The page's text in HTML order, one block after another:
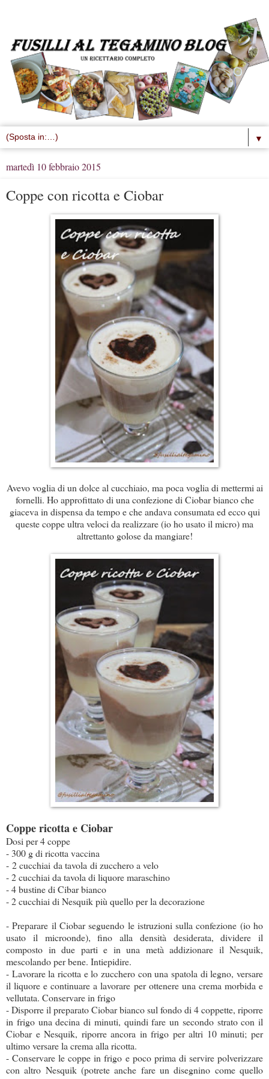
▼
martedì 10 febbraio 2015
Coppe con ricotta e Ciobar
Avevo voglia di un dolce al cucchiaio, ma poca voglia di mettermi ai
fornelli. Ho approfittato di una confezione di Ciobar bianco che
giaceva in dispensa da tempo e che andava consumata ed ecco qui
queste coppe ultra veloci da realizzare (io ho usato il micro) ma
altrettanto golose da mangiare!
Coppe ricotta e Ciobar
Dosi per 4 coppe
- 300 g di ricotta vaccina
- 2 cucchiai da tavola di zucchero a velo
- 2 cucchiai da tavola di liquore maraschino
- 4 bustine di Cibar bianco
- 2 cucchiai di Nesquik più quello per la decorazione
- Preparare il Ciobar seguendo le istruzioni sulla confezione (io ho
usato il microonde), fino alla densità desiderata, dividere il
composto in due parti e in una metà addizionare il Nesquik,
mescolando per bene. Intiepidire.
- Lavorare la ricotta e lo zucchero con una spatola di legno, versare
il liquore e continuare a lavorare per ottenere una crema morbida e
vellutata. Conservare in frigo
- Disporre il preparato Ciobar bianco sul fondo di 4 coppette, riporre
in frigo una decina di minuti, quindi fare un secondo strato con il
Ciobar e Nesquik, riporre ancora in frigo per altri 10 minuti; per
ultimo versare la crema alla ricotta.
- Conservare le coppe in frigo e poco prima di servire polverizzare
con altro Nesquik (potrete anche fare un disegnino come quello